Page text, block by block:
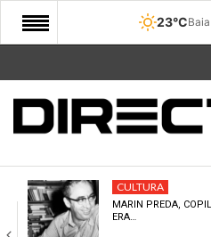
23°C
START
COMUNITATE
CULTURA
ECONOMIE
CULTURA
MARIN PREDA,
ERA…